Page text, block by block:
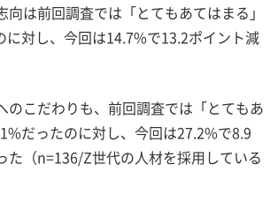
向は前回調査では「とてもあてはまる」
に対し、今回は14.7%で13.2ポイント減
のこだわりも、前回調査では「とてもあ
だったのに対し、今回は27.2%で8.9
た（n=136/Z世代の人材を採用している